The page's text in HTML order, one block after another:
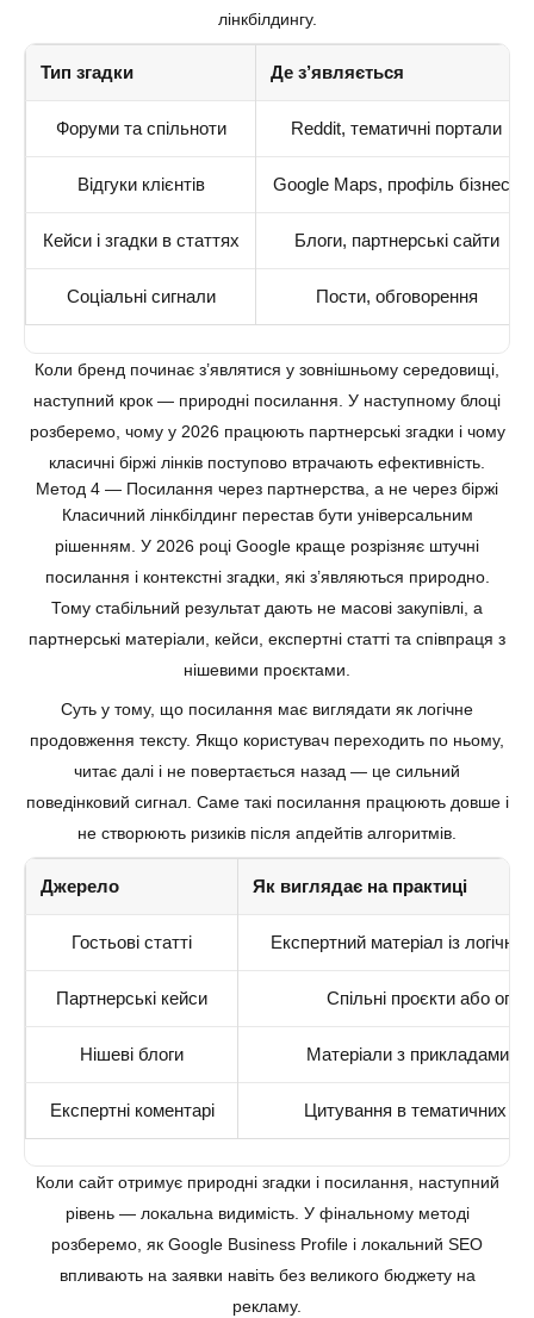
лінкбілдингу.
Тип згадки Де з’являється
Форуми та спільноти Reddit, тематичні портали
Відгуки клієнтів Google Maps, профіль бізнесу
Кейси і згадки в статтях Блоги, партнерські сайти
Соціальні сигнали Пости, обговорення
Коли бренд починає з’являтися у зовнішньому середовищі,
наступний крок — природні посилання. У наступному блоці
розберемо, чому у 2026 працюють партнерські згадки і чому
класичні біржі лінків поступово втрачають ефективність.
Метод 4 — Посилання через партнерства, а не через біржі
Класичний лінкбілдинг перестав бути універсальним
рішенням. У 2026 році Google краще розрізняє штучні
посилання і контекстні згадки, які з’являються природно.
Тому стабільний результат дають не масові закупівлі, а
партнерські матеріали, кейси, експертні статті та співпраця з
нішевими проєктами.
Суть у тому, що посилання має виглядати як логічне
продовження тексту. Якщо користувач переходить по ньому,
читає далі і не повертається назад — це сильний
поведінковий сигнал. Саме такі посилання працюють довше і
не створюють ризиків після апдейтів алгоритмів.
Джерело Як виглядає на практиці
Гостьові статті Експертний матеріал із
Партнерські кейси Спільні проєкти або
Нішеві блоги Матеріали з прикладами
Експертні коментарі Цитування в тематичних
Коли сайт отримує природні згадки і посилання, наступний
рівень — локальна видимість. У фінальному методі
розберемо, як Google Business Profile і локальний SEO
впливають на заявки навіть без великого бюджету на
рекламу.